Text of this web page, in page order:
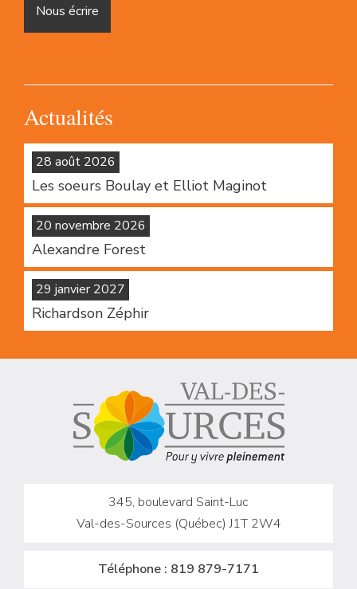
Nous écrire
Actualités
28 août 2026
Les soeurs Boulay et Elliot Maginot
20 novembre 2026
Alexandre Forest
29 janvier 2027
Richardson Zéphir
345, boulevard Saint-Luc
Val-des-Sources (Québec) J1T 2W4
Téléphone : 819 879-7171